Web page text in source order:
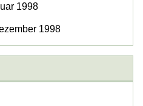
1998
1998